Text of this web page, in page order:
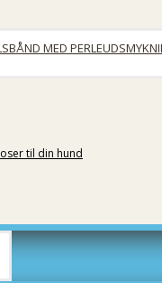
MED
til din hund